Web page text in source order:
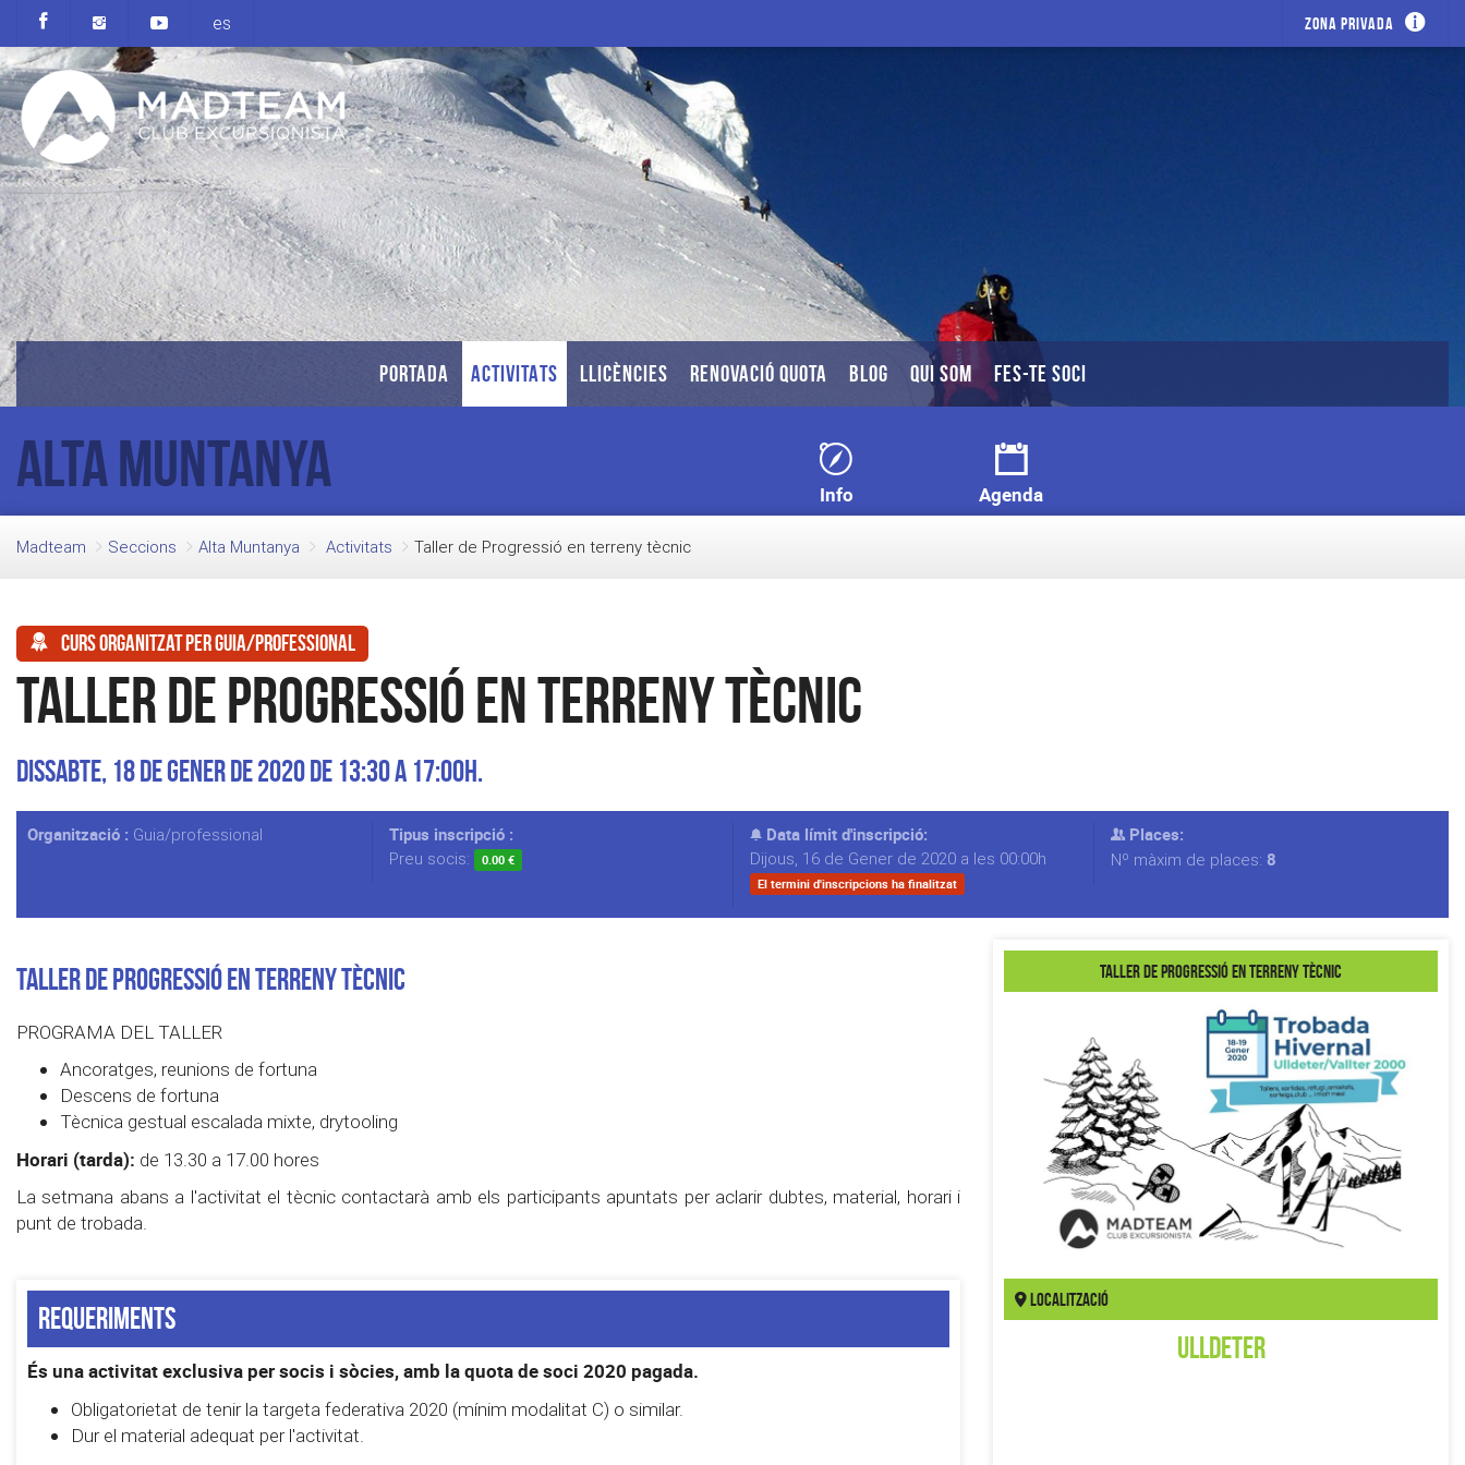
es Zona privada
PORTADA ACTIVITATS LLICÈNCIES RENOVACIÓ QUOTA BLOG QUI SOM FES-TE SOCI
Alta Muntanya Info Agenda
Madteam Seccions Alta Muntanya Activitats Taller de Progressió en terreny tècnic
Curs organitzat per guia/professional
Taller de Progressió en terreny tècnic
Dissabte, 18 de Gener de 2020 de 13:30 a 17:00h.
Organització : Guia/professional Tipus inscripció :
Preu socis: 0.00 €
Data límit d'inscripció:
Dijous, 16 de Gener de 2020 a les 00:00h
El termini d'inscripcions ha finalitzat
Places:
Nº màxim de places: 8
Taller de Progressió en terreny tècnic
PROGRAMA DEL TALLER
Ancoratges, reunions de fortuna
Descens de fortuna
Tècnica gestual escalada mixte, drytooling
Horari (tarda): de 13.30 a 17.00 hores
La setmana abans a l'activitat el tècnic contactarà amb els participants apuntats per aclarir dubtes, material, horari i
punt de trobada.
Requeriments
És una activitat exclusiva per socis i sòcies, amb la quota de soci 2020 pagada.
Obligatorietat de tenir la targeta federativa 2020 (mínim modalitat C) o similar.
Dur el material adequat per l'activitat.
Taller de Progressió en terreny tècnic
Localització
Ulldeter